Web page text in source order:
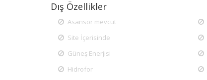
Dış Özellikler
Asansör mevcut
Site İçerisinde
Güneş Enerjisi
Hidrofor